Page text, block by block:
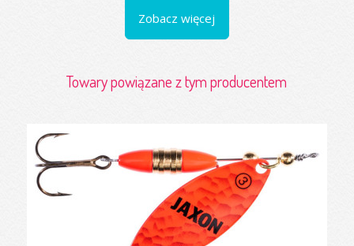
Zobacz więcej
Towary powiązane z tym producentem